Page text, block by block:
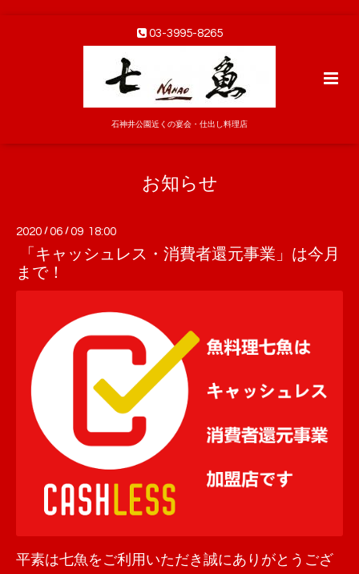
03-3995-8265
石神井公園近くの宴会・仕出し料理店
お知らせ
2020 /06 /09 18:00
「キャッシュレス・消費者還元事業」は今月
まで！
平素は七魚をご利用いただき誠にありがとうござ